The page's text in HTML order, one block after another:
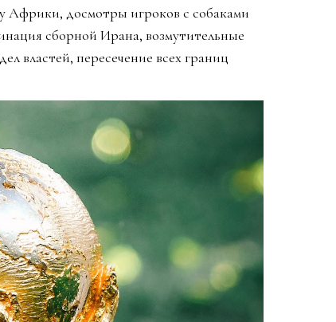
Африки, досмотры игроков с собаками
сборной Ирана, возмутительные
властей, пересечение всех границ